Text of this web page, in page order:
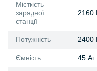
Місткість
зарядної
станції
2160
Потужність 2400
Ємність 45 Аг